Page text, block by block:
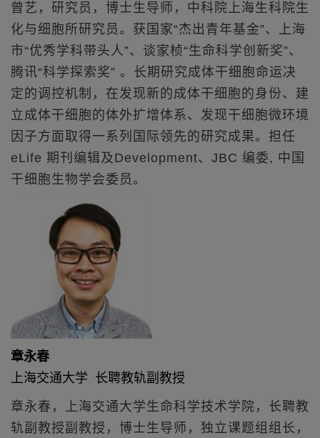
曾艺，研究员，博士生导师，中科院上海生科院生
化与细胞所研究员。获国家“杰出青年基金”、上海
市“优秀学科带头人”、谈家桢“生命科学创新奖”、
腾讯“科学探索奖” 。长期研究成体干细胞命运决
定的调控机制，在发现新的成体干细胞的身份、建
立成体干细胞的体外扩增体系、发现干细胞微环境
因子方面取得一系列国际领先的研究成果。担任
eLife 期刊编辑及Development、JBC 编委, 中国
干细胞生物学会委员。
章永春
上海交通大学 长聘教轨副教授
章永春，上海交通大学生命科学技术学院，长聘教
轨副教授副教授，博士生导师，独立课题组组长，